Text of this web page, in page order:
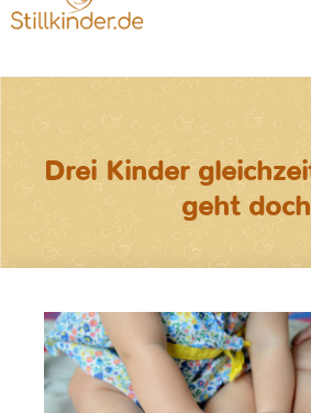
Drei Kinder
geht doch